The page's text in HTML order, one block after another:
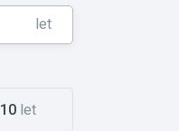
let
10let